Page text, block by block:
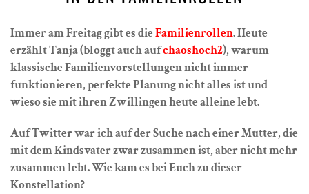
Immer am Freitag gibt es dieFamilienrollen. Heute
erzählt Tanja (bloggt auch aufchaoshoch2), warum
klassische Familienvorstellungen nicht immer
funktionieren, perfekte Planung nicht alles ist und
wieso sie mit ihren Zwillingen heute alleine lebt.
Auf Twitter war ich auf der Suche nach einer Mutter, die
mit dem Kindsvater zwar zusammen ist, aber nicht mehr
zusammen lebt. Wie kam es bei Euch zu dieser
Konstellation?